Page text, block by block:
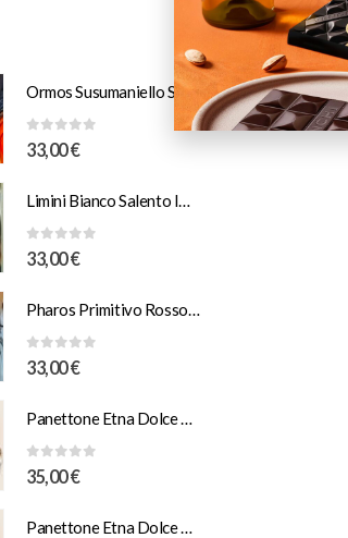
Ormos Susumaniello Salento IGT Puglia 2025 Murciano Vini
0Su 5
33,00€
Limini Bianco Salento IGT Puglia 2025 Murciano Vini
0Su 5
33,00€
Pharos Primitivo Rosso IGT Salento 2025 Murciano
0Su 5
33,00€
Panettone Etna Dolce Vulcano Modicano al “Cioccolato di Modica I.G.P” da 1 Kg Scatola Illustrazione “Ferrau”
0Su 5
35,00€
Panettone Etna Dolce Vulcano e Pistacchio Salato 1Kg Scatola Illustrazione “Orlando”